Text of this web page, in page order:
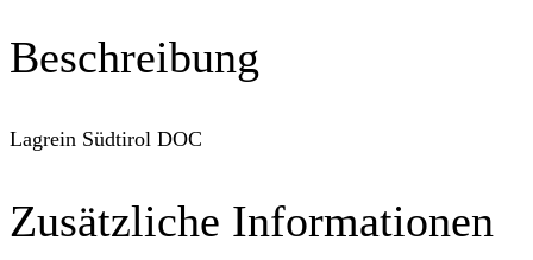
Beschreibung
Lagrein Südtirol DOC
Zusätzliche Informationen